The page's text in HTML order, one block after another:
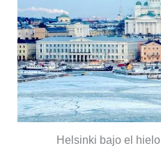
Helsinki bajo el